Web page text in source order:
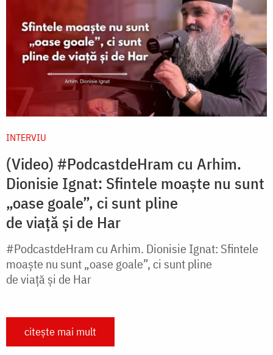
INTERVIU
(Video) #PodcastdeHram cu Arhim.
Dionisie Ignat: Sfintele moaște nu sunt
„oase goale”, ci sunt pline
de viață și de Har
#PodcastdeHram cu Arhim. Dionisie Ignat: Sfintele
moaște nu sunt „oase goale”, ci sunt pline
de viață și de Har
citește mai mult